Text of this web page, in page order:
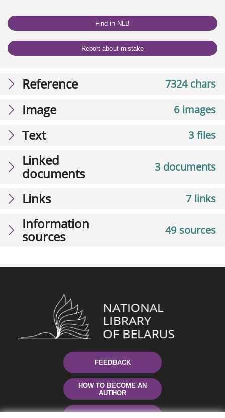
Find in NLB
Report about mistake
7324 chars
Reference
6 images
Image
3 files
Text
3 documents
Linked
documents
7 links
Links
49 sources
Information
sources
FEEDBACK
HOW TO BECOME AN
AUTHOR